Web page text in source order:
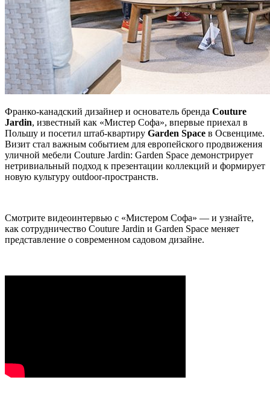
Франко-канадский дизайнер и основатель бренда Couture
Jardin, известный как «Мистер Софа», впервые приехал в
Польшу и посетил штаб-квартиру Garden Space в Освенциме.
Визит стал важным событием для европейского продвижения
уличной мебели Couture Jardin: Garden Space демонстрирует
нетривиальный подход к презентации коллекций и формирует
новую культуру outdoor-пространств.
Смотрите видеоинтервью с «Мистером Софа» — и узнайте,
как сотрудничество Couture Jardin и Garden Space меняет
представление о современном садовом дизайне.